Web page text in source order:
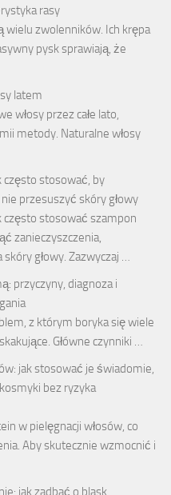
rasy
wielu zwolenników. Ich krępa
pysk sprawiają, że
latem
włosy przez całe lato,
metody. Naturalne włosy
często stosować, by
przesuszyć skóry głowy
często stosować szampon
zanieczyszczenia,
głowy. Zazwyczaj …
przyczyny, diagnoza i
z którym boryka się wiele
Główne czynniki …
jak stosować je świadomie,
bez ryzyka
w pielęgnacji włosów, co
Aby skutecznie wzmocnić i
jak zadbać o blask,